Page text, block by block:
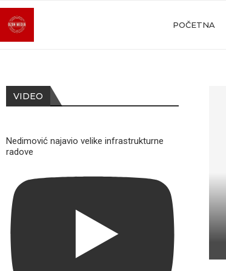
POČETNA
VIDEO
Nedimović najavio velike infrastrukturne
radove